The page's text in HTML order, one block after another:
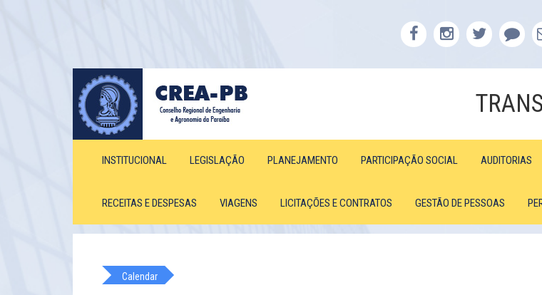
INSTITUCIONAL LEGISLAÇÃO PLANEJAMENTO PARTICIPAÇÃO SOCIAL AUDITORIAS
RECEITAS E DESPESAS VIAGENS LICITAÇÕES E CONTRATOS GESTÃO DE PESSOAS
Calendar